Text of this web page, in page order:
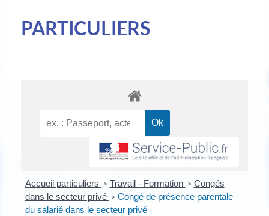
PARTICULIERS
Accueil particuliers > Travail - Formation > Congés
dans le secteur privé
> Congé de présence parentale
du salarié dans le secteur privé